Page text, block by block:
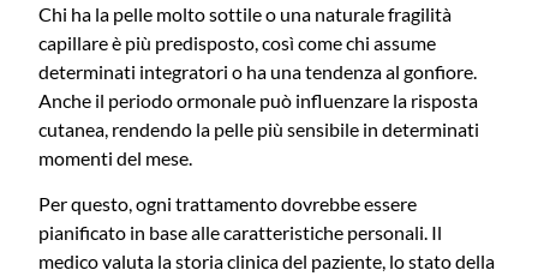
Chi ha la pelle molto sottile o una naturale fragilità
capillare è più predisposto, così come chi assume
determinati integratori o ha una tendenza al gonfiore.
Anche il periodo ormonale può influenzare la risposta
cutanea, rendendo la pelle più sensibile in determinati
momenti del mese.
Per questo, ogni trattamento dovrebbe essere
pianificato in base alle caratteristiche personali. Il
medico valuta la storia clinica del paziente, lo stato della